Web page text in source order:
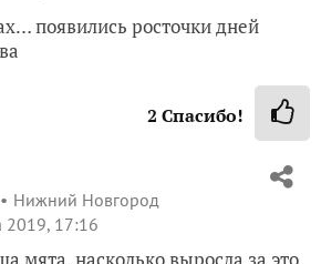
появились росточки дней
2 Спасибо!
Нижний Новгород
2019, 17:16